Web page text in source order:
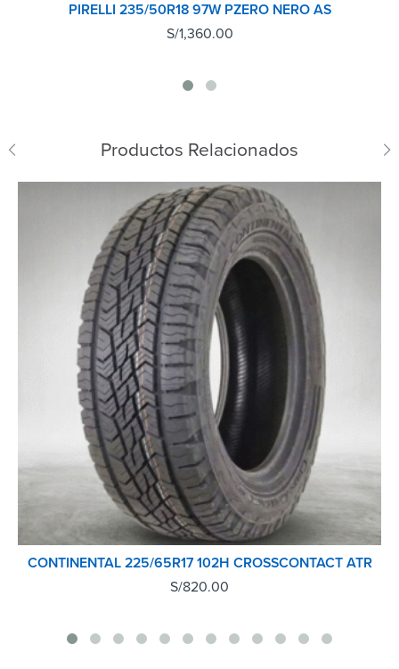
PIRELLI 235/50R18 97W PZERO NERO AS
S/1,360.00
Productos Relacionados
CONTINENTAL 225/65R17 102H CROSSCONTACT ATR
S/820.00